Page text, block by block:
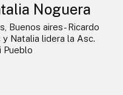
Noguera
Buenos aires- Ricardo
Natalia lidera la Asc.
Pueblo